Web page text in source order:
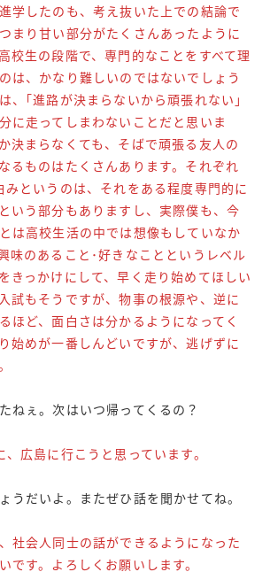
学したのも、考え抜いた上での結論で
まり甘い部分がたくさんあったように
校生の段階で、専門的なことをすべて理
は、かなり難しいのではないでしょう
、｢進路が決まらないから頑張れない｣
に走ってしまわないことだと思いま
決まらなくても、そばで頑張る友人の
るものはたくさんあります。それぞれ
みというのは、それをある程度専門的に
いう部分もありますし、実際僕も、今
は高校生活の中では想像もしていなか
味のあること･好きなことというレベル
きっかけにして、早く走り始めてほしい
試もそうですが、物事の根源や、逆に
ほど、面白さは分かるようになってく
始めが一番しんどいですが、逃げずに
ねぇ。次はいつ帰ってくるの？
広島に行こうと思っています。
うだいよ。またぜひ話を聞かせてね。
社会人同士の話ができるようになった
です。よろしくお願いします。